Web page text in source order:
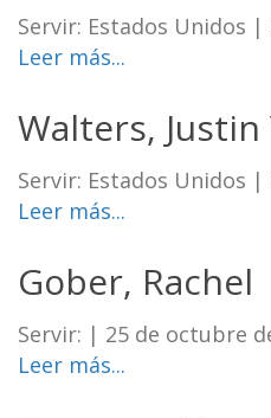
Servir: Estados Unidos |
Leer más...
Walters, Justin
Servir: Estados Unidos |
Leer más...
Gober, Rachel
Servir: | 25 de octubre
Leer más...